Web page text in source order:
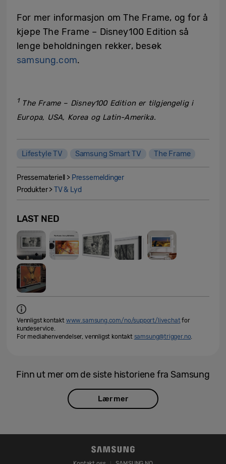
For mer informasjon om The Frame, og for å
kjøpe The Frame – Disney100 Edition så
lenge beholdningen rekker, besøk
samsung.com.
1The Frame – Disney100 Edition er tilgjengelig i
Europa, USA, Korea og Latin-Amerika.
Lifestyle TV Samsung Smart TV The Frame
Pressemateriell > Pressemeldinger
Produkter >TV & Lyd
LAST NED
Vennligst kontakt www.samsung.com/no/support/livechatfor
kundeservice.
For mediahenvendelser, vennligst kontakt samsung@trigger.no.
Finn ut mer om de siste historiene fra Samsung
Lær mer